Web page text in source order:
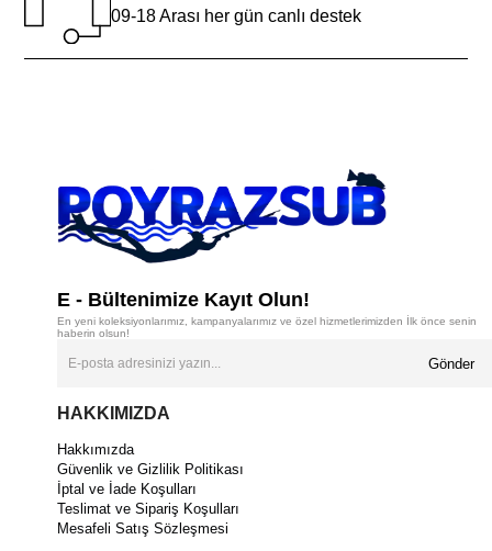
09-18 Arası her gün canlı destek
E - Bültenimize Kayıt Olun!
En yeni koleksiyonlarımız, kampanyalarımız ve özel hizmetlerimizden İlk önce senin
haberin olsun!
Gönder
HAKKIMIZDA
Hakkımızda
Güvenlik ve Gizlilik Politikası
İptal ve İade Koşulları
Teslimat ve Sipariş Koşulları
Mesafeli Satış Sözleşmesi